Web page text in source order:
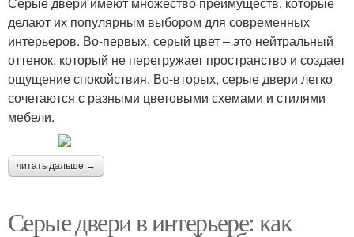
делают их популярным выбором для современных
интерьеров. Во-первых, серый цвет – это нейтральный
оттенок, который не перегружает пространство и создает
ощущение спокойствия. Во-вторых, серые двери легко
сочетаются с разными цветовыми схемами и стилями
мебели.
читать дальше →
Серые двери в интерьере: как